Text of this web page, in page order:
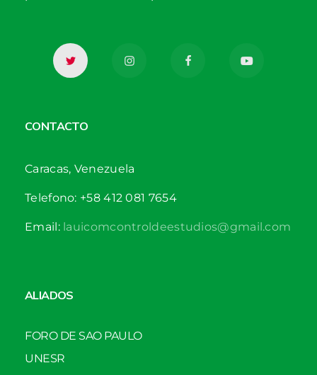
CONTACTO
Caracas, Venezuela
Telefono: +58 412 081 7654
Email:lauicomcontroldeestudios@gmail.com
ALIADOS
FORO DE SAO PAULO
UNESR